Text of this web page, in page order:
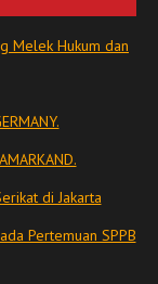
Melek Hukum dan
di Jakarta
Pertemuan SPPB